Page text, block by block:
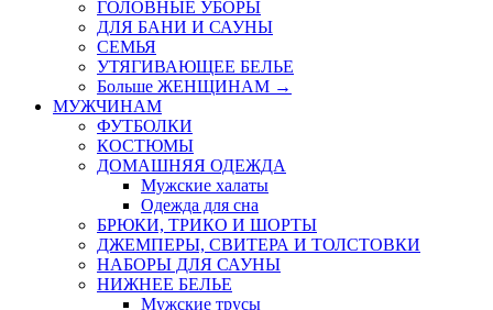
ГОЛОВНЫЕ УБОРЫ
ДЛЯ БАНИ И САУНЫ
СЕМЬЯ
УТЯГИВАЮЩЕЕ БЕЛЬЕ
Больше ЖЕНЩИНАМ →
МУЖЧИНАМ
ФУТБОЛКИ
КОСТЮМЫ
ДОМАШНЯЯ ОДЕЖДА
Мужские халаты
Одежда для сна
БРЮКИ, ТРИКО И ШОРТЫ
ДЖЕМПЕРЫ, СВИТЕРА И ТОЛСТОВКИ
НАБОРЫ ДЛЯ САУНЫ
НИЖНЕЕ БЕЛЬЕ
Мужские трусы